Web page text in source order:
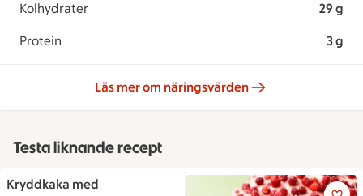
Kolhydrater 29 g
Protein 3 g
Läs mer om näringsvärden
Testa liknande recept
Kryddkaka med
Kryddkaka med lingonfrosting